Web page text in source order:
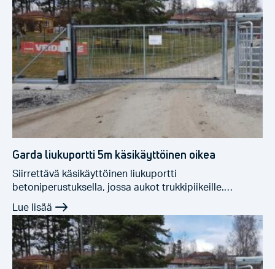
Garda liukuportti 5m käsikäyttöinen oikea
Siirrettävä käsikäyttöinen liukuportti
betoniperustuksella, jossa aukot trukkipiikeille.